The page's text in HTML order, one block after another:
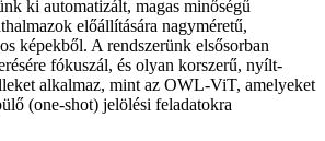
ki automatizált, magas minőségű
előállítására nagyméretű,
képekből. A rendszerünk elsősorban
fókuszál, és olyan korszerű, nyílt-
alkalmaz, mint az OWL-ViT, amelyeket
(one-shot) jelölési feladatokra